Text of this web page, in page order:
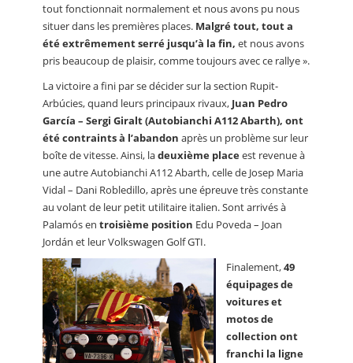
tout fonctionnait normalement et nous avons pu nous
situer dans les premières places. Malgré tout, tout a
été extrêmement serré jusqu’à la fin, et nous avons
pris beaucoup de plaisir, comme toujours avec ce rallye ».
La victoire a fini par se décider sur la section Rupit-
Arbúcies, quand leurs principaux rivaux, Juan Pedro
García – Sergi Giralt (Autobianchi A112 Abarth), ont
été contraints à l’abandon après un problème sur leur
boîte de vitesse. Ainsi, ladeuxième placeest revenue à
une autre Autobianchi A112 Abarth, celle de Josep Maria
Vidal – Dani Robledillo, après une épreuve très constante
au volant de leur petit utilitaire italien. Sont arrivés à
Palamós en troisième position Edu Poveda – Joan
Jordán et leur Volkswagen Golf GTI.
Finalement,49
équipages de
voitures et
motos de
collection ont
franchi la ligne